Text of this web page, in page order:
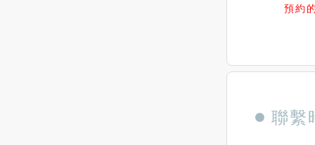
預約
聯繫